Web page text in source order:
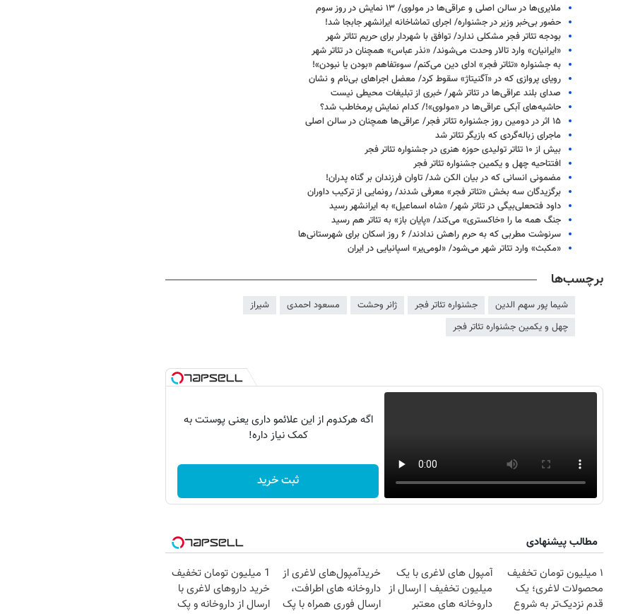
ملایری‌ها در سالن اصلی و عراقی‌ها در مولوی/ ۱۳ نمایش در روز سوم
حضور بی‌خبر وزیر در جشنواره/ اجرای تماشاخانه ایرانشهر جابجا شد!
بودجه تئاتر فجر مشکلی ندارد/ توافق با شهردار برای حریم تئاتر شهر
«ایرانیان» وارد تالار وحدت می‌شوند/ «نذر عباس» همچنان در تئاتر شهر
به جشنواره «تئاتر فجر» ادای دین می‌کنم/ سوءتفاهم «بودن یا نبودن»!
رویای پروازی که در «آگنیتاژ» سقوط کرد/ معضل اجراهای بی‌نام و نشان
صدای بلند عراقی‌ها در تئاتر شهر/ خبری از تبلیغات محیطی نیست
حاشیه‌های آبکی عراقی‌ها در «مولوی»!/ کدام نمایش پرمخاطب شد؟
۱۵ اثر در دومین روز جشنواره تئاتر فجر/ عراقی‌ها همچنان در سالن اصلی
ماجرای زباله‌گردی که بازیگر تئاتر شد
بیش از ۱۰ تئاتر تولیدی حوزه هنری در جشنواره تئاتر فجر
افتتاحیه چهل و یکمین جشنواره تئاتر فجر
مضمونی انسانی که در بیان الکن شد/ تاوان فرزندان بر گناه پدران!
برگزیدگان سه بخش «تئاتر فجر» معرفی شدند/ رونمایی از ترکیب داوران
داود فتحعلی‌بیگی در تئاتر شهر/ «شاه اسماعیل» به ایرانشهر رسید
جنگ همه ما را «خاکستری» ‌می‌کند/ «پایان باز» به تئاتر هم رسید
سرنوشت مطربی که به حرم راهش ندادند/ ۶ روز اسکان برای شهرستانی‌ها
«مکبث» وارد تئاتر شهر می‌شود/ «لومی‌یر» اسپانیایی در ایران
برچسب‌ها
شیما پور سهم الدین جشنواره تئاتر فجر ژانر وحشت مسعود احمدی
شیراز
چهل و یکمین جشنواره تئاتر فجر
اگه هرکدوم از این علائمو داری یعنی پوستت به
کمک نیاز داره!
ثبت خرید
مطالب پیشنهادی
۱ میلیون تومان تخفیف
محصولات لاغری؛ یک
قدم نزدیک‌تر به شروع
آمپول های لاغری با یک
میلیون تخفیف | ارسال از
داروخانه های معتبر
خریدآمپول‌های لاغری از
داروخانه های اطرافت،
ارسال فوری همراه با پک
1 میلیون تومان تخفیف
خرید داروهای لاغری با
ارسال از داروخانه و پک